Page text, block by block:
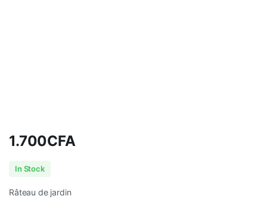
1.700CFA
In Stock
Râteau de jardin